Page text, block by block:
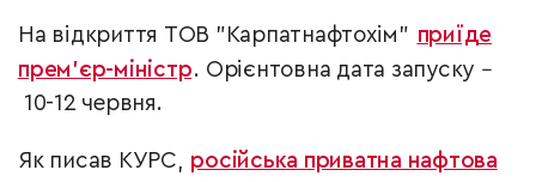
На відкриття ТОВ "Карпатнафтохім" приїде
прем’єр-міністр. Орієнтовна дата запуску –
10-12 червня.
Як писав КУРС, російська приватна нафтова